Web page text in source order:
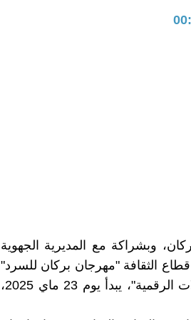
وبشراكة مع المديرية الجهوية
الثقافة "مهرجان بركان للسرد"
في دورته الثامنة، تحت شعار: "الأدب والتحولات الرقمية"، يبدأ يوم 23 ماي 2025،